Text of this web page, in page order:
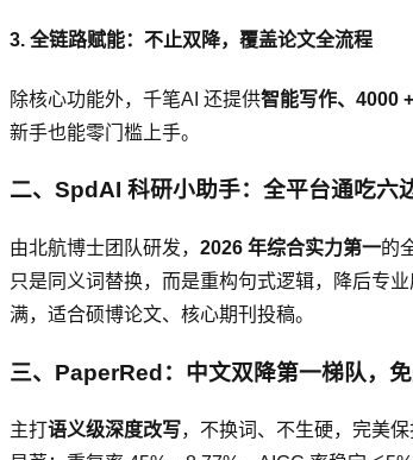
3. 全链路赋能：不止双降，覆盖论文全流程
除核心功能外，千笔AI 还提供智能写作、4000
新手也能零门槛上手。
二、SpdAI 科研小助手：全平台通吃六
由北航博士团队研发， 2026 年综合实力第一的
只是同义词替换，而是重构句式逻辑，降后专
满，适合硕博论文、核心期刊投稿。
三、PaperRed：中文双降第一梯队，
主打语义级深度改写，不换词、不生硬，完美